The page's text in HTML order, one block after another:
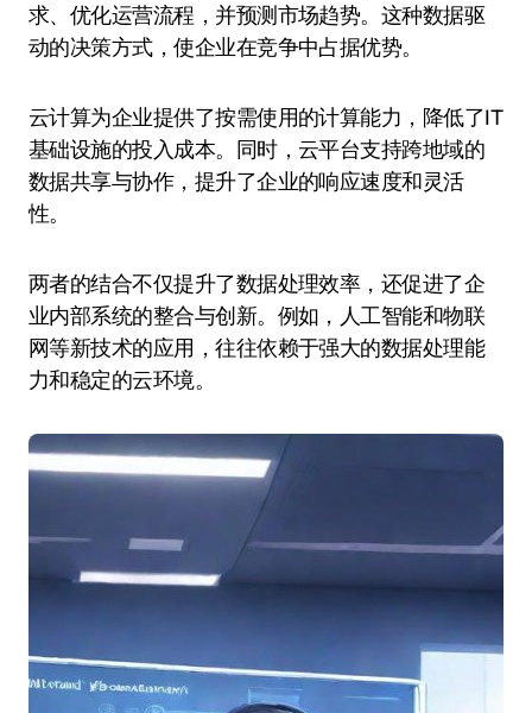
求、优化运营流程，并预测市场趋势。这种数据驱
动的决策方式，使企业在竞争中占据优势。
云计算为企业提供了按需使用的计算能力，降低了IT
基础设施的投入成本。同时，云平台支持跨地域的
数据共享与协作，提升了企业的响应速度和灵活
性。
两者的结合不仅提升了数据处理效率，还促进了企
业内部系统的整合与创新。例如，人工智能和物联
网等新技术的应用，往往依赖于强大的数据处理能
力和稳定的云环境。